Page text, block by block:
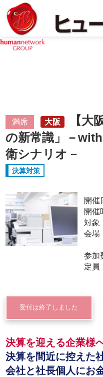
満席 大阪
【大
の新常識」－
衛シナリオ－
決算対策
開催
開催
対象
会場
参加
定員
受付は終了しました
決算を迎える企業様
決算を間近に控えた
会社と社長個人にお